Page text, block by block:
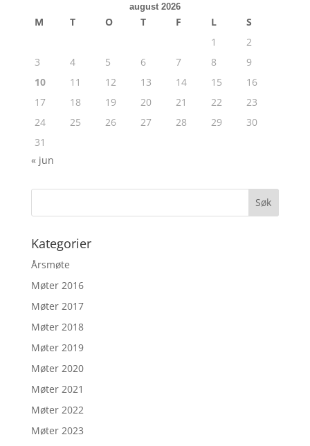
august 2026
M T O T F L
S
1
2
3
4 5 6 7 8
9
10
11 12 13 14 15
16
17
18 19 20 21 22
23
24
25 26 27 28 29
30
31
« jun
Kategorier
Årsmøte
Møter 2016
Møter 2017
Møter 2018
Møter 2019
Møter 2020
Møter 2021
Møter 2022
Møter 2023